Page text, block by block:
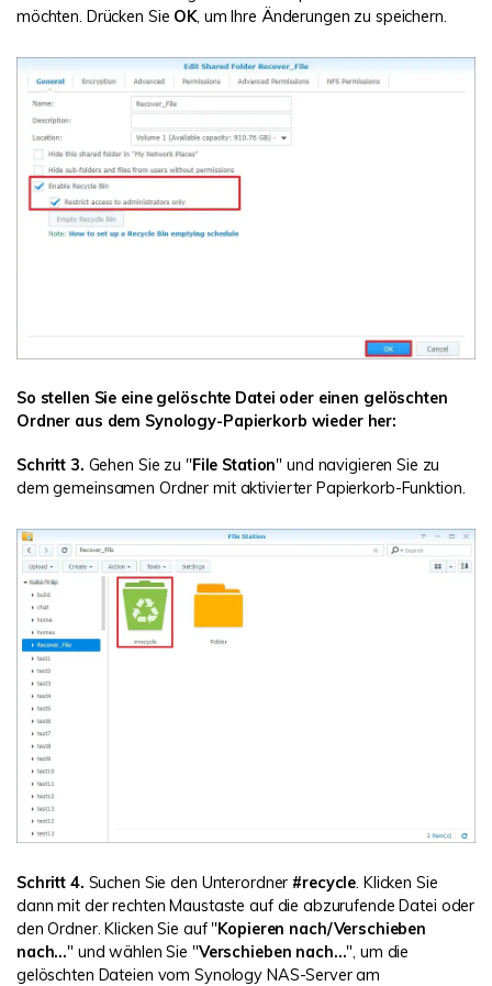
möchten. Drücken Sie OK, um Ihre Änderungen zu speichern.
So stellen Sie eine gelöschte Datei oder einen gelöschten
Ordner aus dem Synology-Papierkorb wieder her:
Schritt 3. Gehen Sie zu "File Station" und navigieren Sie zu
dem gemeinsamen Ordner mit aktivierter Papierkorb-Funktion.
Schritt 4. Suchen Sie den Unterordner #recycle. Klicken Sie
dann mit der rechten Maustaste auf die abzurufende Datei oder
den Ordner. Klicken Sie auf "Kopieren nach/Verschieben
nach..." und wählen Sie "Verschieben nach...", um die
gelöschten Dateien vom Synology NAS-Server am